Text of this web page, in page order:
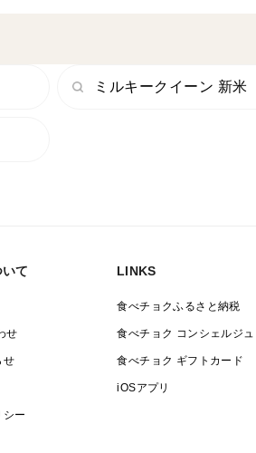
ミルキークイーン 新米
て
せ
せ
シー
LINKS
食べチョクふるさと納税
食べチョク コンシェルジュ
食べチョク ギフトカード
iOSアプリ